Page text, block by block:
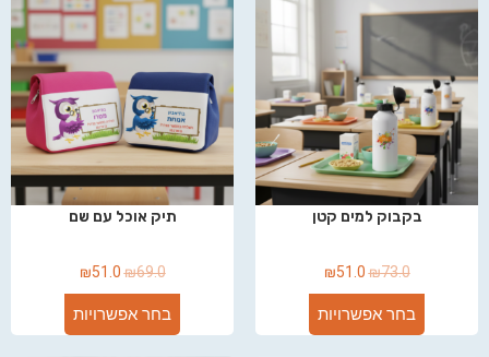
בקבוק למים קטן
₪73.0
₪51.0
בחר אפשרויות
תיק אוכל עם שם
₪69.0
₪51.0
בחר אפשרויות